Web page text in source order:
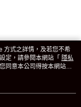
方式之詳情，及若您不希
定，請參閱本網站「 隱私
同意本公司得按本網站使